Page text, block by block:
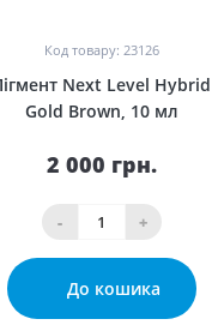
Код товару: 23126
Next Level Hybrid
Brown, 10 мл
2 000 грн.
- +
До кошика